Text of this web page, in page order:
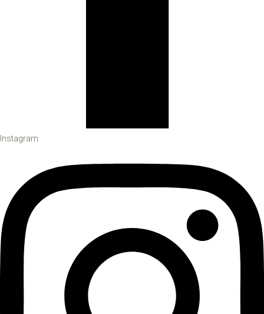
Instagram